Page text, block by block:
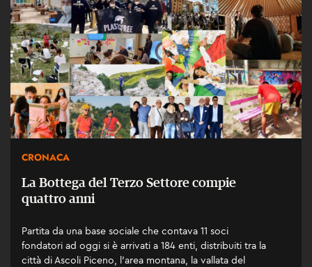
CRONACA
La Bottega del Terzo Settore compie
quattro anni
Partita da una base sociale che contava 11 soci
fondatori ad oggi si è arrivati a 184 enti, distribuiti tra la
città di Ascoli Piceno, l’area montana, la vallata del